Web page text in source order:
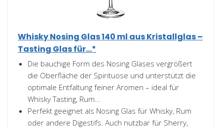
Whisky Nosing Glas 140 ml aus Kristallglas –
Tasting Glas für...*
Die bauchige Form des Nosing Glases vergrößert
die Oberfläche der Spirituose und unterstützt die
optimale Entfaltung feiner Aromen – ideal für
Whisky Tasting, Rum...
Perfekt geeignet als Nosing Glas für Whisky, Rum
oder andere Digestifs. Auch nutzbar für Sherry,